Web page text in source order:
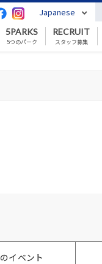
Japanese
5PARKS
5つのパーク
RECRUIT
スタッフ募集
のイベント